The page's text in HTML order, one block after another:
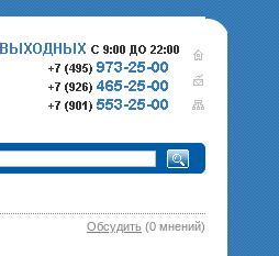
•
Обсудить (0 мнений)